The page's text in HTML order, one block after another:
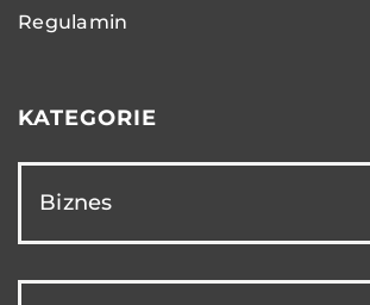
Regulamin
KATEGORIE
Biznes